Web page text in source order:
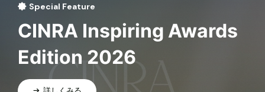
Special Feature
CINRA Inspiring Awards
Edition 2026
詳しくみる